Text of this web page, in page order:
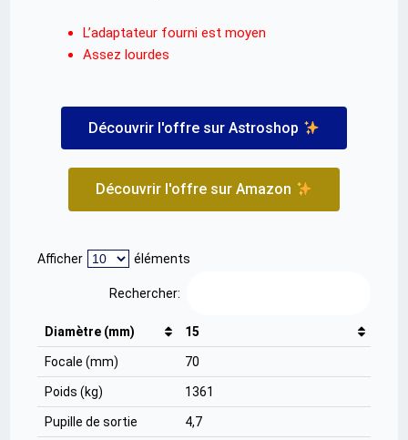
L’adaptateur fourni est moyen
Assez lourdes
Découvrir l'offre sur Astroshop
Découvrir l'offre sur Amazon
Afficher éléments
Rechercher:
Diamètre (mm) 15
Focale (mm) 70
Poids (kg) 1361
Pupille de sortie 4,7